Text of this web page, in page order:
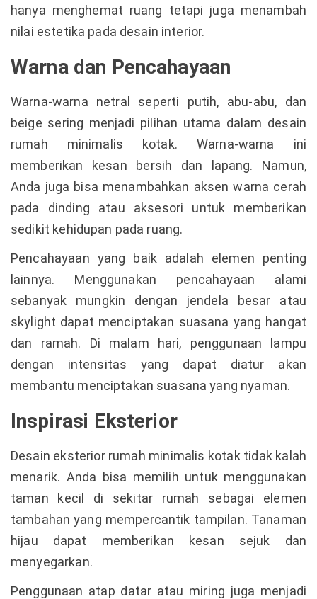
hanya menghemat ruang tetapi juga menambah
nilai estetika pada desain interior.
Warna dan Pencahayaan
Warna-warna netral seperti putih, abu-abu, dan
beige sering menjadi pilihan utama dalam desain
rumah minimalis kotak. Warna-warna ini
memberikan kesan bersih dan lapang. Namun,
Anda juga bisa menambahkan aksen warna cerah
pada dinding atau aksesori untuk memberikan
sedikit kehidupan pada ruang.
Pencahayaan yang baik adalah elemen penting
lainnya. Menggunakan pencahayaan alami
sebanyak mungkin dengan jendela besar atau
skylight dapat menciptakan suasana yang hangat
dan ramah. Di malam hari, penggunaan lampu
dengan intensitas yang dapat diatur akan
membantu menciptakan suasana yang nyaman.
Inspirasi Eksterior
Desain eksterior rumah minimalis kotak tidak kalah
menarik. Anda bisa memilih untuk menggunakan
taman kecil di sekitar rumah sebagai elemen
tambahan yang mempercantik tampilan. Tanaman
hijau dapat memberikan kesan sejuk dan
menyegarkan.
Penggunaan atap datar atau miring juga menjadi